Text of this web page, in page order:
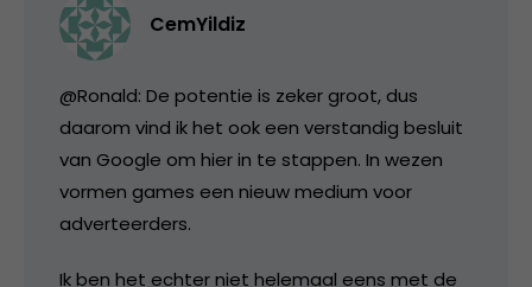
CemYildiz
@Ronald: De potentie is zeker groot, dus
daarom vind ik het ook een verstandig besluit
van Google om hier in te stappen. In wezen
vormen games een nieuw medium voor
adverteerders.
Ik ben het echter niet helemaal eens met de